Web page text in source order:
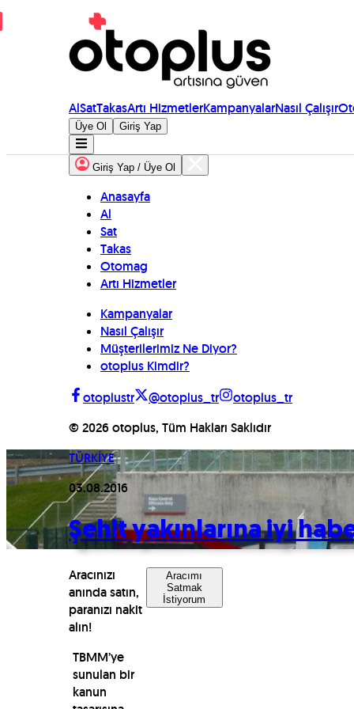
AlSatTakasArtı HizmetlerKampanyalarNasıl Çalışır
Üye Ol Giriş Yap
Giriş Yap / Üye Ol
Anasayfa
Al
Sat
Takas
Otomag
Artı Hizmetler
Kampanyalar
Nasıl Çalışır
Müşterilerimiz Ne Diyor?
otoplus Kimdir?
otoplustr
@otoplus_tr
otoplus_tr
© 2026 otoplus, Tüm Hakları Saklıdır
TÜRKİYE
03.08.2016
Şehit yakınlarına iyi
Aracınızı
anında satın,
paranızı nakit
alın!
Aracımı
Satmak
İstiyorum
TBMM’ye
sunulan bir
kanun